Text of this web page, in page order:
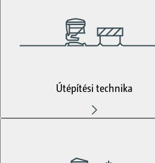
Útépítési technika